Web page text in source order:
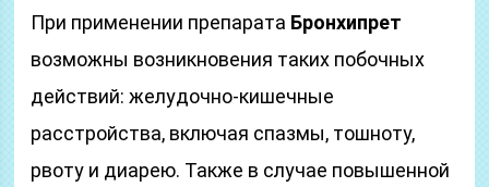
При применении препарата Бронхипрет
возможны возникновения таких побочных
действий: желудочно-кишечные
расстройства, включая спазмы, тошноту,
рвоту и диарею. Также в случае повышенной